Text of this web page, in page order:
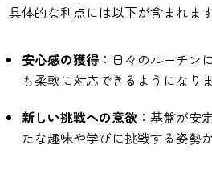
具体的な利点には以下が含まれま
安心感の獲得 ：日々のルーチン
も柔軟に対応できるようになりま
新しい挑戦への意欲 ：基盤が安
たな趣味や学びに挑戦する姿勢